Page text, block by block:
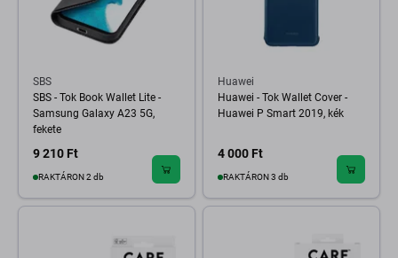
SBS
SBS - Tok Book Wallet Lite -
Samsung Galaxy A23 5G,
fekete
9 210 Ft
RAKTÁRON 2 db
Huawei
Huawei - Tok Wallet Cover -
Huawei P Smart 2019, kék
4 000 Ft
RAKTÁRON 3 db